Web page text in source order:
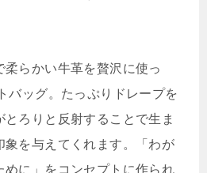
柔らかい牛革を贅沢に使っ
バッグ。たっぷりドレープを
ろりと反射することで生ま
象を与えてくれます。「わが
めに」をコンセプトに作られ